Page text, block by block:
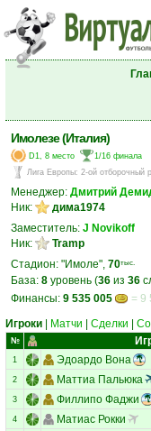
Имолезе (Италия)
D1, 8 место
1/16 финала
Лига Европы: 2-ой отборочный
Менеджер: Дмитрий
Ник:
дима1974
Заместитель: J Novikoff
Ник:
Tramp
Стадион: "Имоле", 70тыс.
База: 8 уровень (36 из 36
Финансы: 9 535 005
= 9
Игроки
Матчи Сделки
№
1 Эдоардо Вона
2 Маттиа Пальюка
3 Филлипо Фаджи
4 Матиас Рокки